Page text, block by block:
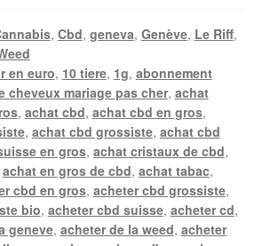
, Cbd, geneva, Genève, Le Riff,
en euro, 10 tiere, 1g, abonnement
cheveux mariage pas cher, achat
, achat cbd, achat cbd en gros,
, achat cbd grossiste, achat cbd
en gros, achat cristaux de cbd,
achat en gros de cbd, achat tabac,
cbd en gros, acheter cbd grossiste,
bio, acheter cbd suisse, acheter cd,
geneve, acheter de la weed, acheter